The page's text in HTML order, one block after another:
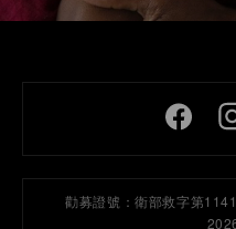
頁尾社交連結
勸募證號：衛部救字第